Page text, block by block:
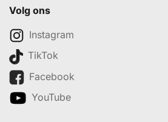
Volg ons
Instagram
TikTok
Facebook
YouTube